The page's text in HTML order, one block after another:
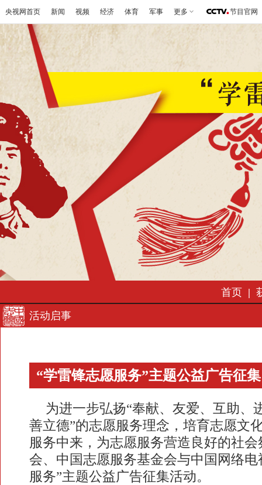
央视网首页 新闻 视频 经济 体育 军事 更多 节目官网
首页 |
活动启事
“学雷锋志愿服务”主题公益广告征集
为进一步弘扬“奉献、友爱、互助、
善立德”的志愿服务理念，培育志愿文
服务中来，为志愿服务营造良好的社
会、中国志愿服务基金会与中国网络
服务”主题公益广告征集活动。